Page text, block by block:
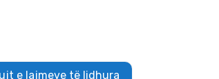
e lajmeve të lidhura